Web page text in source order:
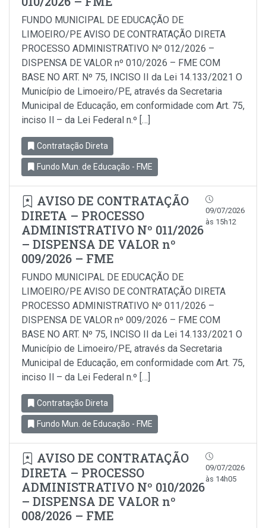
FUNDO MUNICIPAL DE EDUCAÇÃO DE
LIMOEIRO/PE AVISO DE CONTRATAÇÃO DIRETA
PROCESSO ADMINISTRATIVO Nº 012/2026 –
DISPENSA DE VALOR nº 010/2026 – FME COM
BASE NO ART. Nº 75, INCISO II da Lei 14.133/2021 O
Município de Limoeiro/PE, através da Secretaria
Municipal de Educação, em conformidade com Art. 75,
inciso Il – da Lei Federal n.º […]
Contratação Direta
Fundo Mun. de Educação - FME
AVISO DE CONTRATAÇÃO
DIRETA – PROCESSO
ADMINISTRATIVO Nº 011/2026
– DISPENSA DE VALOR nº
009/2026 – FME
09/07/2026
às 15h12
FUNDO MUNICIPAL DE EDUCAÇÃO DE
LIMOEIRO/PE AVISO DE CONTRATAÇÃO DIRETA
PROCESSO ADMINISTRATIVO Nº 011/2026 –
DISPENSA DE VALOR nº 009/2026 – FME COM
BASE NO ART. Nº 75, INCISO II da Lei 14.133/2021 O
Município de Limoeiro/PE, através da Secretaria
Municipal de Educação, em conformidade com Art. 75,
inciso Il – da Lei Federal n.º […]
Contratação Direta
Fundo Mun. de Educação - FME
AVISO DE CONTRATAÇÃO
DIRETA – PROCESSO
ADMINISTRATIVO Nº 010/2026
– DISPENSA DE VALOR nº
008/2026 – FME
09/07/2026
às 14h05